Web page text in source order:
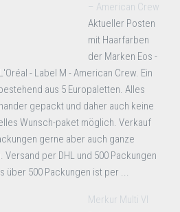
– American Crew
Aktueller Posten
mit Haarfarben
der Marken Eos -
- Label M - American Crew. Ein
aus 5 Europaletten. Alles
gepackt und daher auch keine
Wunsch-paket möglich. Verkauf
gerne aber auch ganze
Versand per DHL und 500 Packungen
über 500 Packungen ist per ...
Merkur Multi VI